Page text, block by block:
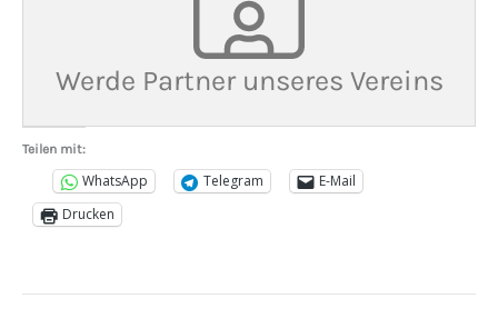
Werde Partner unseres Vereins
Teilen mit:
WhatsApp Telegram
E-Mail
Drucken